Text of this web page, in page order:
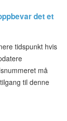
det et
tidspunkt hvis
må
til denne